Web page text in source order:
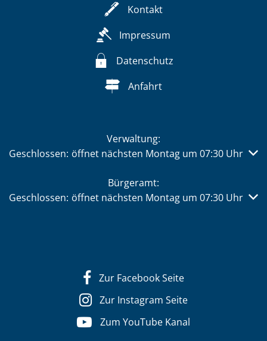
Kontakt
Impressum
Datenschutz
Anfahrt
Verwaltung:
Klicken, um weitere Öffnungs- oder Schließzeiten
Geschlossen: öffnet nächsten Montag um 07:30 Uhr
Bürgeramt:
Klicken, um weitere Öffnungs- oder Schließzeiten
Geschlossen: öffnet nächsten Montag um 07:30 Uhr
Zur Facebook Seite
Zur Instagram Seite
Zum YouTube Kanal